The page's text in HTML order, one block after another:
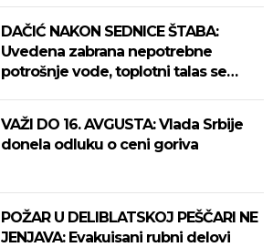
DAČIĆ NAKON SEDNICE ŠTABA:
Uvedena zabrana nepotrebne
potrošnje vode, toplotni talas se
VAŽI DO 16. AVGUSTA: Vlada Srbije
donela odluku o ceni goriva
POŽAR U DELIBLATSKOJ PEŠČARI NE
JENJAVA: Evakuisani rubni delovi